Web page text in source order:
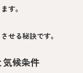
す。
せる秘訣です。
気候条件